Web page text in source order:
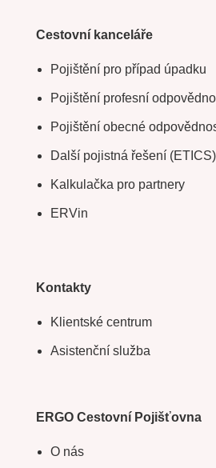
Cestovní kanceláře
Pojištění pro případ úpadku
Pojištění profesní
Pojištění obecné
Další pojistná řešení (ETICS)
Kalkulačka pro partnery
ERVin
Kontakty
Klientské centrum
Asistenční služba
ERGO Cestovní Pojišťovna
O nás